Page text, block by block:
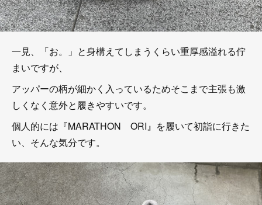
一見、「お。」と身構えてしまうくらい重厚感溢れる佇
まいですが、
アッパーの柄が細かく入っているためそこまで主張も激
しくなく意外と履きやすいです。
個人的には『MARATHON ORI』を履いて初詣に行きた
い、そんな気分です。